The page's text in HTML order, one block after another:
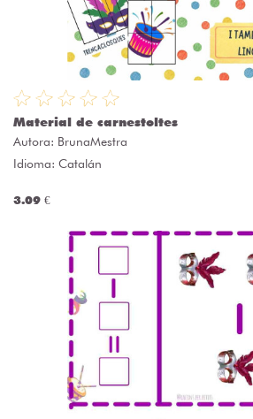
Material de carnestoltes
Autora: BrunaMestra
Idioma: Catalán
3.09 €